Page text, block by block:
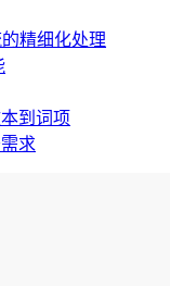
精细化处理
到词项
求